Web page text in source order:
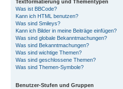
Textformatierung und Thementypen
Was ist BBCode?
Kann ich HTML benutzen?
Was sind Smileys?
Kann ich Bilder in meine Beiträge einfügen?
Was sind globale Bekanntmachungen?
Was sind Bekanntmachungen?
Was sind wichtige Themen?
Was sind geschlossene Themen?
Was sind Themen-Symbole?
Benutzer-Stufen und Gruppen